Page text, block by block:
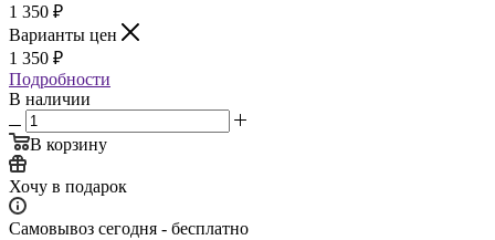
1 350 ₽
Варианты цен
1 350 ₽
Подробности
В наличии
В корзину
Хочу в подарок
Самовывоз сегодня - бесплатно